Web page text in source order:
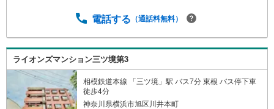
ても平気・・？お家の買替えってどうするの・・？etc.ま
説明させていただきます！お問い合わせをお待ちしており
ます!!
電話する （通話料無料）
ライオンズマンション三ツ境第3
相模鉄道本線 「三ツ境」駅 バス7分 東根 バス停下車
徒歩4分
神奈川県横浜市旭区川井本町